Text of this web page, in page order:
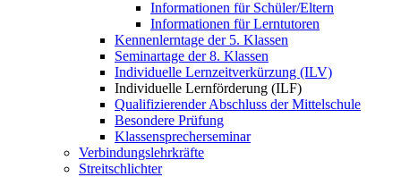
Informationen für Schüler/Eltern
Informationen für Lerntutoren
Kennenlerntage der 5. Klassen
Seminartage der 8. Klassen
Individuelle Lernzeitverkürzung (ILV)
Individuelle Lernförderung (ILF)
Qualifizierender Abschluss der Mittelschule
Besondere Prüfung
Klassensprecherseminar
Verbindungslehrkräfte
Streitschlichter